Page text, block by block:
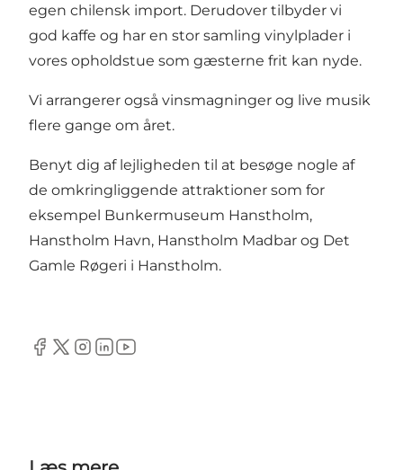
egen chilensk import. Derudover tilbyder vi
god kaffe og har en stor samling vinylplader i
vores opholdstue som gæsterne frit kan nyde.
Vi arrangerer også vinsmagninger og live musik
flere gange om året.
Benyt dig af lejligheden til at besøge nogle af
de omkringliggende attraktioner som for
eksempel Bunkermuseum Hanstholm,
Hanstholm Havn, Hanstholm Madbar og Det
Gamle Røgeri i Hanstholm.
Facebook
TwitterInstagram
LinkedIn
YouTube